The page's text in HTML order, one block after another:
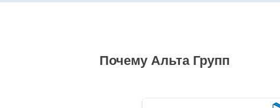
Почему Альта Групп